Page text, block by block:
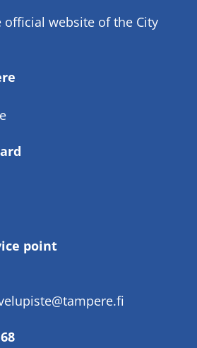
official website of the City
point